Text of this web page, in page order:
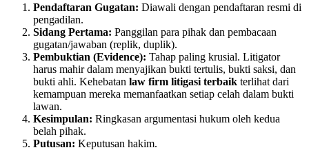
Pendaftaran Gugatan: Diawali dengan pendaftaran resmi di
pengadilan.
Sidang Pertama: Panggilan para pihak dan pembacaan
gugatan/jawaban (replik, duplik).
Pembuktian (Evidence): Tahap paling krusial. Litigator
harus mahir dalam menyajikan bukti tertulis, bukti saksi, dan
bukti ahli. Kehebatan law firm litigasi terbaik terlihat dari
kemampuan mereka memanfaatkan setiap celah dalam bukti
lawan.
Kesimpulan: Ringkasan argumentasi hukum oleh kedua
belah pihak.
Putusan: Keputusan hakim.